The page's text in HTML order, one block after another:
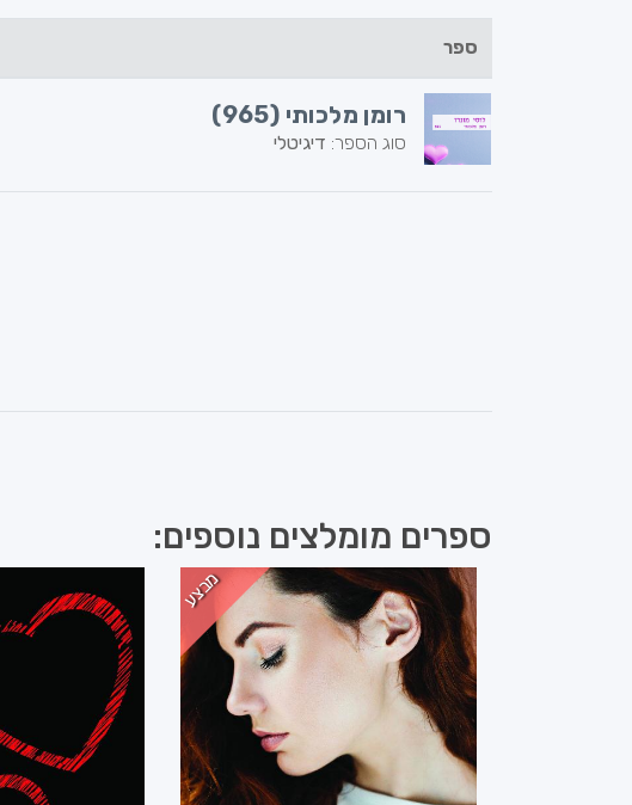
ספר
רומן מלכותי (965)
סוג הספר: דיגיטלי
ספרים מומלצים נוספים:
מבצע